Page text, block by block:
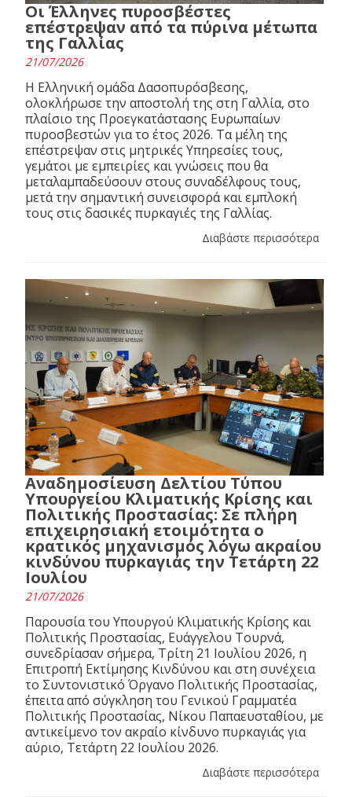
Οι Έλληνες πυροσβέστες
επέστρεψαν από τα πύρινα μέτωπα
της Γαλλίας
21/07/2026
Η Ελληνική ομάδα Δασοπυρόσβεσης,
ολοκλήρωσε την αποστολή της στη Γαλλία, στο
πλαίσιο της Προεγκατάστασης Ευρωπαίων
πυροσβεστών για το έτος 2026. Τα μέλη της
επέστρεψαν στις μητρικές Υπηρεσίες τους,
γεμάτοι με εμπειρίες και γνώσεις που θα
μεταλαμπαδεύσουν στους συναδέλφους τους,
μετά την σημαντική συνεισφορά και εμπλοκή
τους στις δασικές πυρκαγιές της Γαλλίας.
Διαβάστε περισσότερα
Αναδημοσίευση Δελτίου Τύπου
Υπουργείου Κλιματικής Κρίσης και
Πολιτικής Προστασίας: Σε πλήρη
επιχειρησιακή ετοιμότητα ο
κρατικός μηχανισμός λόγω ακραίου
κινδύνου πυρκαγιάς την Τετάρτη 22
Ιουλίου
21/07/2026
Παρουσία του Υπουργού Κλιματικής Κρίσης και
Πολιτικής Προστασίας, Ευάγγελου Τουρνά,
συνεδρίασαν σήμερα, Τρίτη 21 Ιουλίου 2026, η
Επιτροπή Εκτίμησης Κινδύνου και στη συνέχεια
το Συντονιστικό Όργανο Πολιτικής Προστασίας,
έπειτα από σύγκληση του Γενικού Γραμματέα
Πολιτικής Προστασίας, Νίκου Παπαευσταθίου, με
αντικείμενο τον ακραίο κίνδυνο πυρκαγιάς για
αύριο, Τετάρτη 22 Ιουλίου 2026.
Διαβάστε περισσότερα